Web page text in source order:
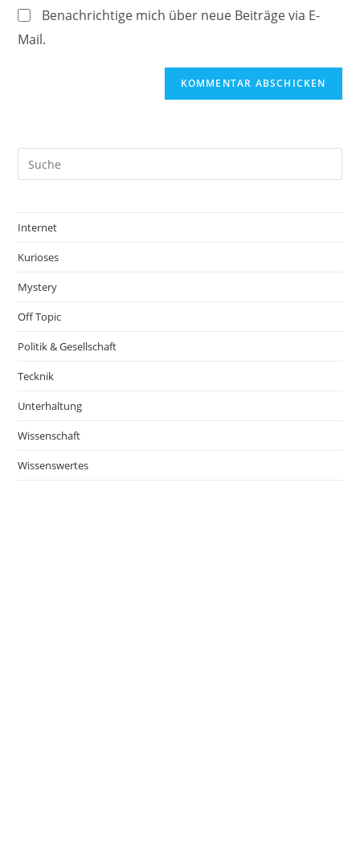
Benachrichtige mich über neue Beiträge via E-
Mail.
Internet
Kurioses
Mystery
Off Topic
Politik & Gesellschaft
Tecknik
Unterhaltung
Wissenschaft
Wissenswertes